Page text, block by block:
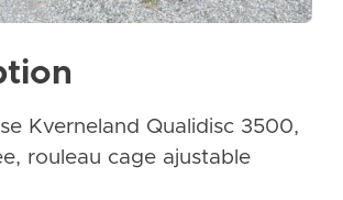
Kverneland Qualidisc 3500,
rouleau cage ajustable